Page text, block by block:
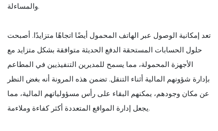
والمساءلة.
تعد إمكانية الوصول عبر الهاتف المحمول أيضًا اتجاهًا متزايدًا. أصبحت
حلول الحسابات المستحقة الدفع الحديثة متوافقة بشكل متزايد مع
الأجهزة المحمولة، مما يسمح للمديرين التنفيذيين في المطاعم
بإدارة شؤونهم المالية أثناء التنقل. تضمن هذه المرونة أنه بغض النظر
عن مكان وجودهم، يمكنهم البقاء على رأس مسؤولياتهم المالية، مما
يجعل إدارة المواقع المتعددة أكثر كفاءة وملاءمة.